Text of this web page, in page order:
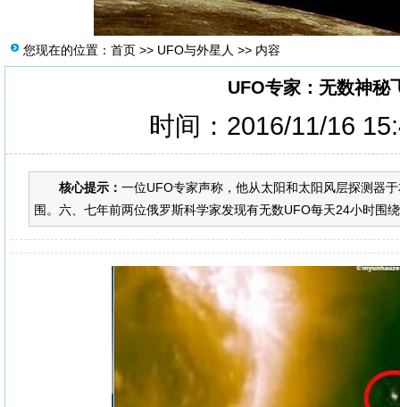
您现在的位置： 首页 >> UFO与外星人 >> 内容
UFO专家：无数神秘
时间：2016/11/16
核心提示： 一位UFO专家声称，他从太阳和太阳风层探测器
围。六、七年前两位俄罗斯科学家发现有无数UFO每天24小时